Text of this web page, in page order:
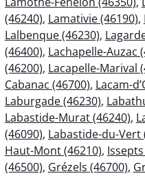
(46240), Lamativie (46190),
Lalbenque (46230),
(46400), Lachapelle-Auzac
(46200), Lacapelle-Marival
Cabanac (46700), Lacam-
Laburgade (46230),
Labastide-Murat (46240),
(46090), Labastide-du-Vert
Haut-Mont (46210),
(46500), Grézels (46700),